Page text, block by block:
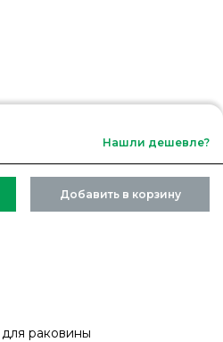
Нашли дешевле?
Добавить в корзину
раковины